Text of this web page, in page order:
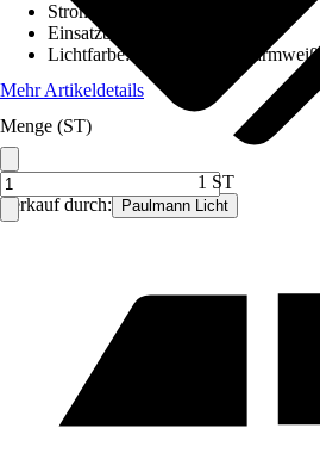
Verkauf durch: Paulmann Licht
Stromversorgung
Einsatzbereich
Lichtfarbe:
Neutralweiß, Warmweiß
Mehr Artikeldetails
Menge (ST)
1 ST